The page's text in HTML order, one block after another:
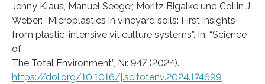
Jenny Klaus, Manuel Seeger, Moritz Bigalke und Collin J.
Weber: “Microplastics in vineyard soils: First insights
from plastic-intensive viticulture systems”. In: “Science
of
The Total Environment”, Nr. 947 (2024).
https://doi.org/10.1016/j.scitotenv.2024.174699